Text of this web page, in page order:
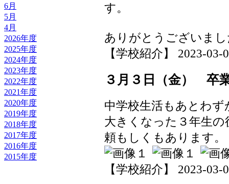
6月
5月
4月
2026年度
2025年度
2024年度
2023年度
2022年度
2021年度
2020年度
2019年度
2018年度
2017年度
2016年度
2015年度
す。
ありがとうございま
【学校紹介】 2023-03-
３月３日（金） 卒
中学校生活もあとわ
大きくなった３年生
頼もしくもあります。
【学校紹介】 2023-03-